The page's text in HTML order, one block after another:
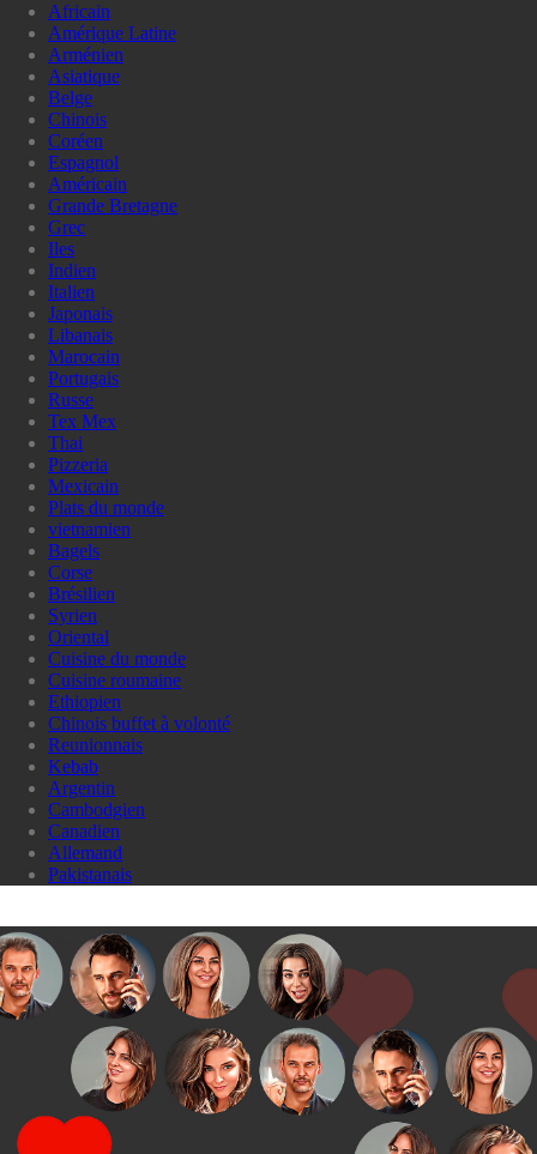
Africain
Amérique Latine
Arménien
Asiatique
Belge
Chinois
Coréen
Espagnol
Américain
Grande Bretagne
Grec
Iles
Indien
Italien
Japonais
Libanais
Marocain
Portugais
Russe
Tex Mex
Thai
Pizzeria
Mexicain
Plats du monde
vietnamien
Bagels
Corse
Brésilien
Syrien
Oriental
Cuisine du monde
Cuisine roumaine
Ethiopien
Chinois buffet à volonté
Reunionnais
Kebab
Argentin
Cambodgien
Canadien
Allemand
Pakistanais